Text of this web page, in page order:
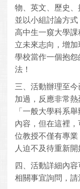
物、英文、歷史
並以小組討論方
高中生一窺大學
立未來志向，增
學校當作一個抱
法！
三、活動辦理至
加過，反應非常
「一般大學科系
內容，但在這裡
位教授不僅有專
人迫不及待重新開
四、活動詳細內
相關事宜詢問，請